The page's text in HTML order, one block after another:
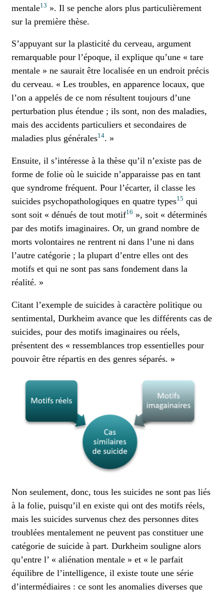
mentale13 ». Il se penche alors plus particulièrement
sur la première thèse.
S’appuyant sur la plasticité du cerveau, argument
remarquable pour l’époque, il explique qu’une « tare
mentale » ne saurait être localisée en un endroit précis
du cerveau. « Les troubles, en apparence locaux, que
l’on a appelés de ce nom résultent toujours d’une
perturbation plus étendue ; ils sont, non des maladies,
mais des accidents particuliers et secondaires de
maladies plus générales14. »
Ensuite, il s’intéresse à la thèse qu’il n’existe pas de
forme de folie où le suicide n’apparaisse pas en tant
que syndrome fréquent. Pour l’écarter, il classe les
suicides psychopathologiques en quatre types15 qui
sont soit « dénués de tout motif16 », soit « déterminés
par des motifs imaginaires. Or, un grand nombre de
morts volontaires ne rentrent ni dans l’une ni dans
l’autre catégorie ; la plupart d’entre elles ont des
motifs et qui ne sont pas sans fondement dans la
réalité. »
Citant l’exemple de suicides à caractère politique ou
sentimental, Durkheim avance que les différents cas de
suicides, pour des motifs imaginaires ou réels,
présentent des « ressemblances trop essentielles pour
pouvoir être répartis en des genres séparés. »
Non seulement, donc, tous les suicides ne sont pas liés
à la folie, puisqu’il en existe qui ont des motifs réels,
mais les suicides survenus chez des personnes dites
troublées mentalement ne peuvent pas constituer une
catégorie de suicide à part. Durkheim souligne alors
qu’entre l’ « aliénation mentale » et « le parfait
équilibre de l’intelligence, il existe toute une série
d’intermédiaires : ce sont les anomalies diverses que